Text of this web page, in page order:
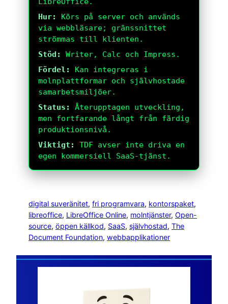
Hur:
Körs på server och används
via webbläsare; gränssnittet
strömmas till klienten.
Stöd:
Writer, Calc och Impress.
Fördel:
Kan integreras i
molnplattformar och självhostade
samarbetsmiljöer.
Status:
Återupptagen utveckling,
men fortfarande långt från färdig
produktionsnivå.
Viktigt:
TDF avser inte driva en
egen kommersiell SaaS-tjänst.
digital suveränitet, fri programvara, kontorspaket
libreoffice, LibreOffice Online, molntjänster, Open-
source, öppen källkod, SaaS, självhostad, The
Document Foundation, webbapplikationer